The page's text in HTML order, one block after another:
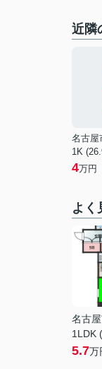
近隣
1K
4万円
よく
名古
1LDK
5.7万